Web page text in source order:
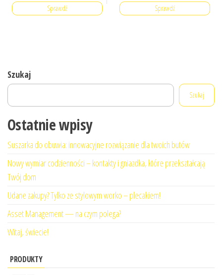
Sprawdź Sprawdź
Szukaj
Szukaj
Ostatnie wpisy
Suszarka do obuwia: innowacyjne rozwiązanie dla twoich butów
Nowy wymiar codzienności – kontakty i gniazdka, które przekształcają
Twój dom
Udane zakupy? Tylko ze stylowym worko – plecakiem!
Asset Management — na czym polega?
Witaj, świecie!
PRODUKTY